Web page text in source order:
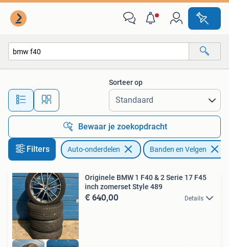
Alle afstanden…
Sorteer op
Bewaar je zoekopdracht
Filters Auto-onderdelen Banden en Velgen
Originele BMW 1 F40 & 2 Serie 17 F45
inch zomerset Style 489
€ 640,00 Details